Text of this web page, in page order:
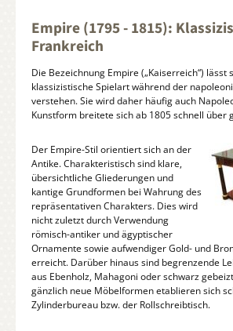
Empire (1795 - 1815):
Frankreich
Die Bezeichnung Empire („Kaiserreich“) lässt
klassizistische Spielart während der
verstehen. Sie wird daher häufig auch
Kunstform breitete sich ab 1805 schnell über
Der Empire-Stil orientiert sich an der
Antike. Charakteristisch sind klare,
übersichtliche Gliederungen und
kantige Grundformen bei Wahrung des
repräsentativen Charakters. Dies wird
nicht zuletzt durch Verwendung
römisch-antiker und ägyptischer
Ornamente sowie aufwendiger Gold- und
erreicht. Darüber hinaus sind begrenzende
aus Ebenholz, Mahagoni oder schwarz
gänzlich neue Möbelformen etablieren sich
Zylinderbureau bzw. der Rollschreibtisch.